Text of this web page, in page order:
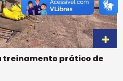
treinamento prático de